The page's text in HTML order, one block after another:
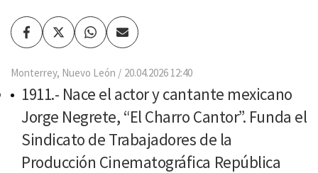
FacebookTwitterWhatsapp
Enviar
por
Monterrey, Nuevo León 20.04.2026 12:40
1911.- Nace el actor y cantante mexicano
Jorge Negrete, “El Charro Cantor”. Funda el
Sindicato de Trabajadores de la
Producción Cinematográfica República